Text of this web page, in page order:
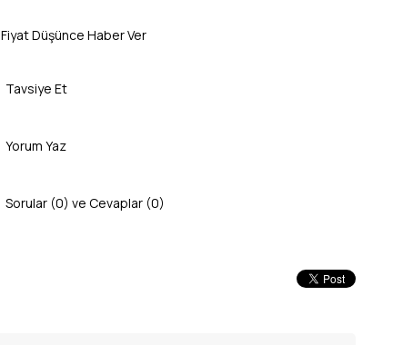
Fiyat Düşünce Haber Ver
Tavsiye Et
Yorum Yaz
Sorular (0) ve Cevaplar (0)